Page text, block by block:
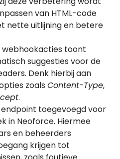
van HTML-code
nette uitlijning en betere
webhookacties toont
suggesties voor de
Denk hierbij aan
zoals Content-Type,
.
endpoint toegevoegd voor
in Neoforce. Hiermee
en beheerders
krijgen tot